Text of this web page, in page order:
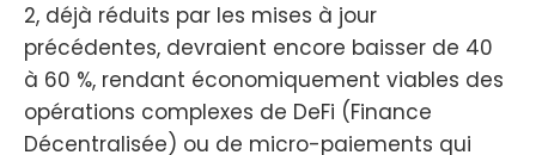
2, déjà réduits par les mises à jour
précédentes, devraient encore baisser de 40
à 60 %, rendant économiquement viables des
opérations complexes de DeFi (Finance
Décentralisée) ou de micro-paiements qui